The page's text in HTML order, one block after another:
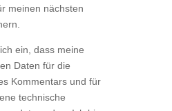
meinen nächsten
ein, dass meine
Daten für die
Kommentars und für
technische